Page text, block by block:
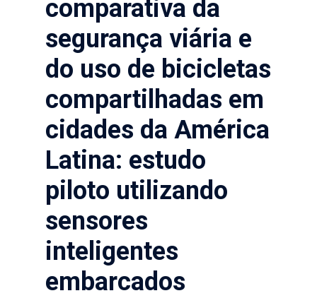
comparativa da
segurança viária e
do uso de bicicletas
compartilhadas em
cidades da América
Latina: estudo
piloto utilizando
sensores
inteligentes
embarcados